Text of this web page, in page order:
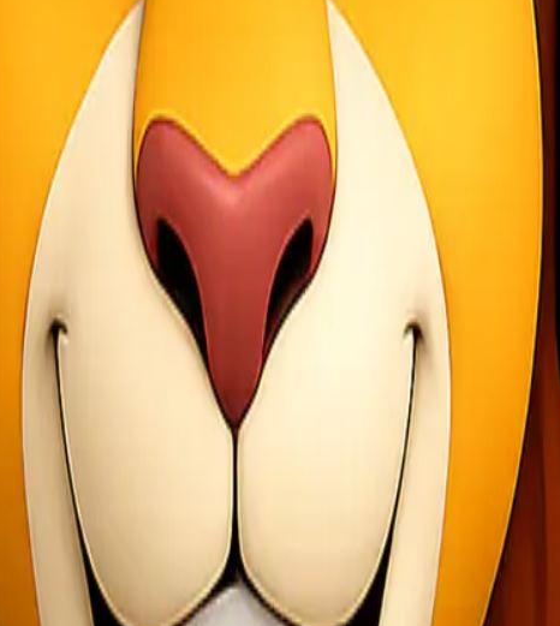
produk, terutama jika produk tersebut bisa disesuaikan. Ini
sebelum memproduksi barang dalam jumlah besar. Hal ini
modal tersebut untuk membiayai produksi atau pembelian bahan
produk secara resmi. Jumlah pesanan dapat memberikan